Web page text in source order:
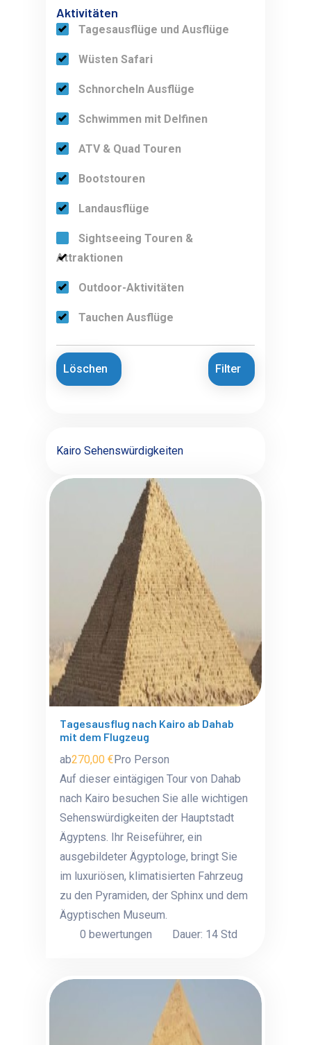
Aktivitäten
Tagesausflüge und Ausflüge
Wüsten Safari
Schnorcheln Ausflüge
Schwimmen mit Delfinen
ATV & Quad Touren
Bootstouren
Landausflüge
Sightseeing Touren &
Attraktionen
Outdoor-Aktivitäten
Tauchen Ausflüge
Löschen Filter
Kairo Sehenswürdigkeiten
Tagesausflug nach Kairo ab Dahab
mit dem Flugzeug
ab270,00 €Pro Person
Auf dieser eintägigen Tour von Dahab
nach Kairo besuchen Sie alle wichtigen
Sehenswürdigkeiten der Hauptstadt
Ägyptens. Ihr Reiseführer, ein
ausgebildeter Ägyptologe, bringt Sie
im luxuriösen, klimatisierten Fahrzeug
zu den Pyramiden, der Sphinx und dem
Ägyptischen Museum.
0 bewertungen
Dauer: 14 Std